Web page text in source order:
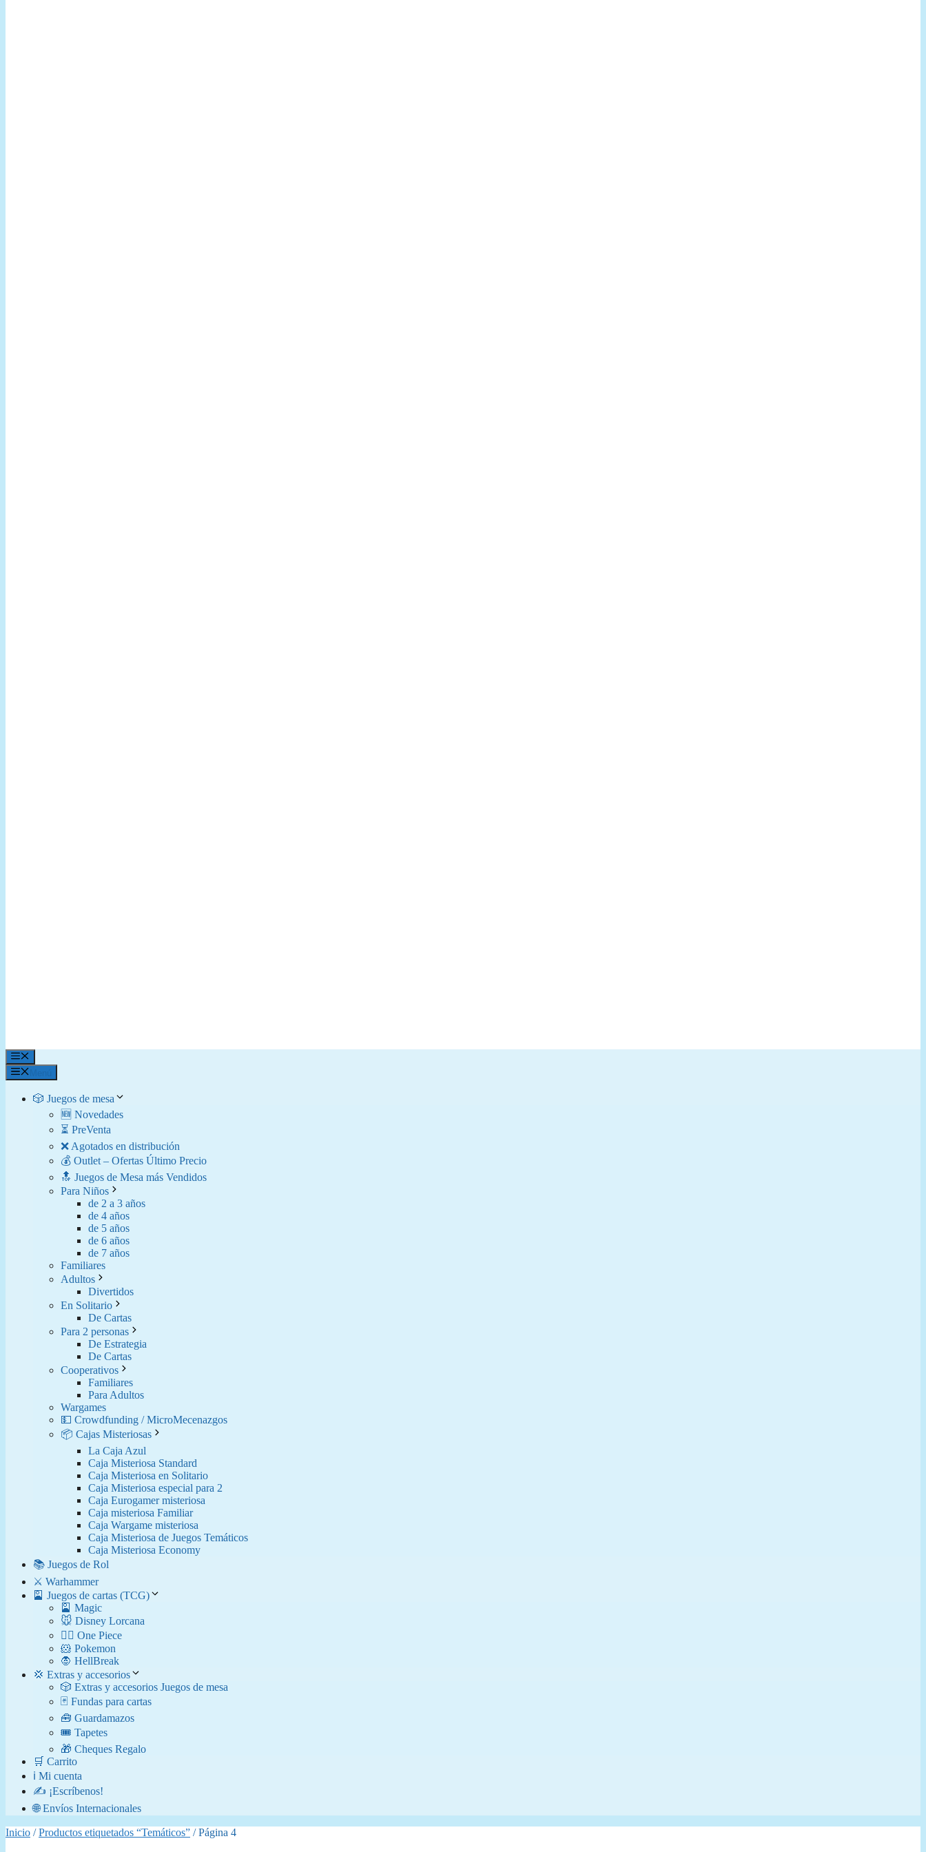
Menú
🎲 Juegos de mesa
🆕 Novedades
⏳ PreVenta
❌ Agotados en distribución
💰 Outlet – Ofertas Último Precio
🔝 Juegos de Mesa más Vendidos
Para Niños
de 2 a 3 años
de 4 años
de 5 años
de 6 años
de 7 años
Familiares
Adultos
Divertidos
En Solitario
De Cartas
Para 2 personas
De Estrategia
De Cartas
Cooperativos
Familiares
Para Adultos
Wargames
💵 Crowdfunding / MicroMecenazgos
📦 Cajas Misteriosas
La Caja Azul
Caja Misteriosa Standard
Caja Misteriosa en Solitario
Caja Misteriosa especial para 2
Caja Eurogamer misteriosa
Caja misteriosa Familiar
Caja Wargame misteriosa
Caja Misteriosa de Juegos Temáticos
Caja Misteriosa Economy
📚 Juegos de Rol
⚔️ Warhammer
🎴 Juegos de cartas (TCG)
🎴 Magic
🐭 Disney Lorcana
🏴‍☠️ One Piece
🐹 Pokemon
🧛​ HellBreak
💢 Extras y accesorios
🎲 Extras y accesorios Juegos de mesa
🃏 Fundas para cartas
🧰 Guardamazos
🎟️ Tapetes
🎁 Cheques Regalo
🛒 Carrito
ℹ️ Mi cuenta
✍️ ¡Escríbenos!
🌐 Envíos Internacionales
Inicio /Productos etiquetados “Temáticos” / Página 4